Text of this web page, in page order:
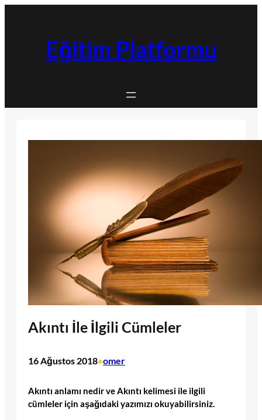
Eğitim Platformu
Akıntı İle İlgili Cümleler
16 Ağustos 2018•omer
Akıntı anlamı nedir ve Akıntı kelimesi ile ilgili
cümleler için aşağıdaki yazımızı okuyabilirsiniz.